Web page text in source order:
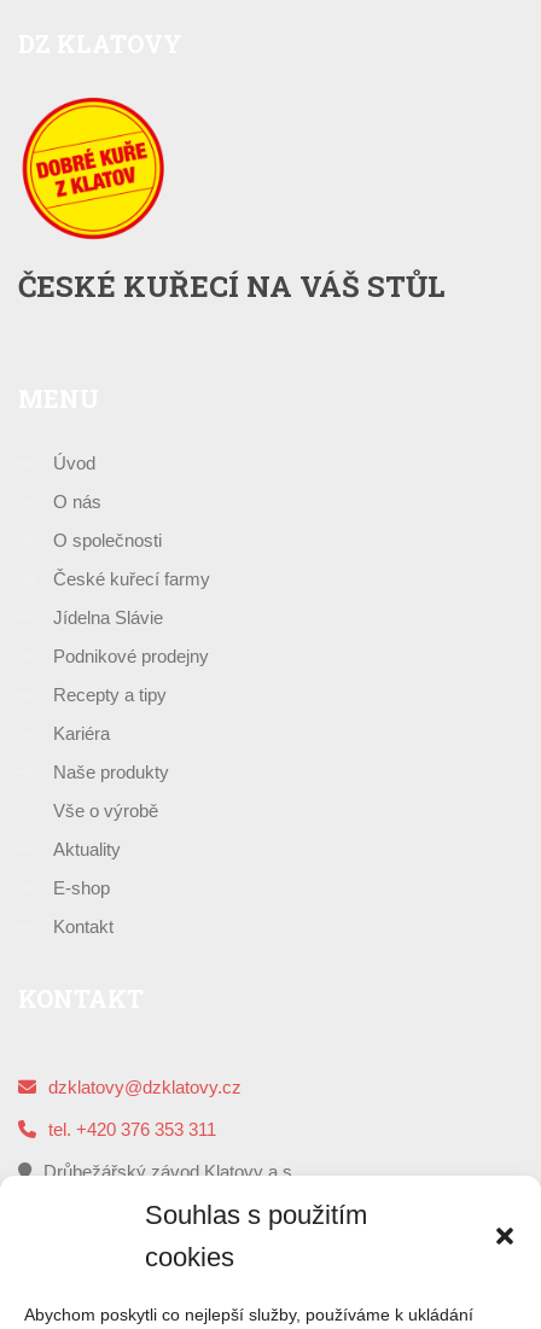
Souhlas s použitím
cookies
Abychom poskytli co nejlepší služby, používáme k ukládání
ČESKÉ KUŘECÍ NA VÁŠ STŮL
Úvod
O nás
O společnosti
České kuřecí farmy
Jídelna Slávie
Podnikové prodejny
Recepty a tipy
Kariéra
Naše produkty
Vše o výrobě
Aktuality
E-shop
Kontakt
dzklatovy@dzklatovy.cz
tel. +420 376 353 311
Drůbežářský závod Klatovy a.s.
5. května 112, 339 01 Klatovy
ONÁS